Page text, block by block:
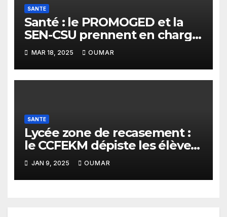
SANTE
Santé : le PROMOGED et la
SEN-CSU prennent en charge
les récupérateurs de
Mbeubeuss
MAR 18, 2025 OUMAR
SANTE
Lycée zone de recasement :
le CCFEKM dépiste les élèves
du VIH
JAN 9, 2025 OUMAR